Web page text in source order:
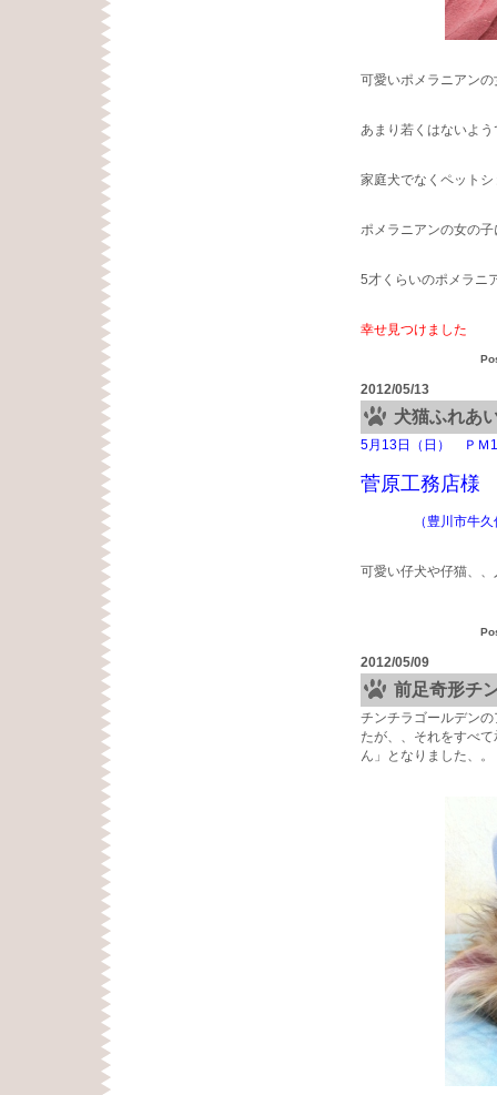
可愛いポメラニアン
あまり若くはないよ
家庭犬でなくペット
ポメラニアンの女の
5才くらいのポメラニ
幸せ見つけました
2012/05/13
犬猫ふれあ
5月13日（日） ＰＭ
菅原工務店
（豊川市牛久保
可愛い仔犬や仔猫、
2012/05/09
前足奇形チ
チンチラゴールデン
たが、、それをすべ
ん」となりました、。